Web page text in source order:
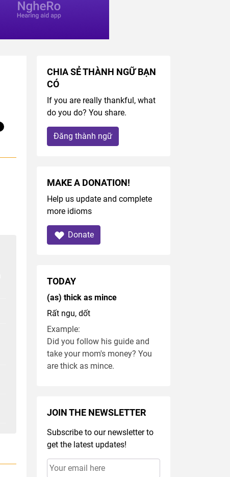
CHIA SẺ THÀNH NGỮ BẠN
CÓ
If you are really thankful, what
do you do? You share.
Đăng thành ngữ
MAKE A DONATION!
Help us update and complete
more idioms
Donate
TODAY
(as) thick as mince
Rất ngu, dốt
Example:
Did you follow his guide and
take your mom's money? You
are thick as mince.
JOIN THE NEWSLETTER
Subscribe to our newsletter to
get the latest updates!